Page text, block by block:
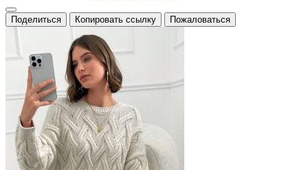
Поделиться Копировать ссылку Пожаловаться